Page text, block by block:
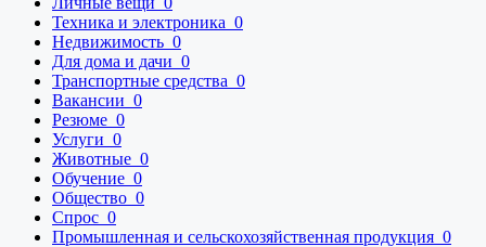
Техника и электроника 0
Недвижимость 0
Для дома и дачи 0
Транспортные средства 0
Вакансии 0
Резюме 0
Услуги 0
Животные 0
Обучение 0
Общество 0
Спрос 0
Промышленная и сельскохозяйственная продукция 0